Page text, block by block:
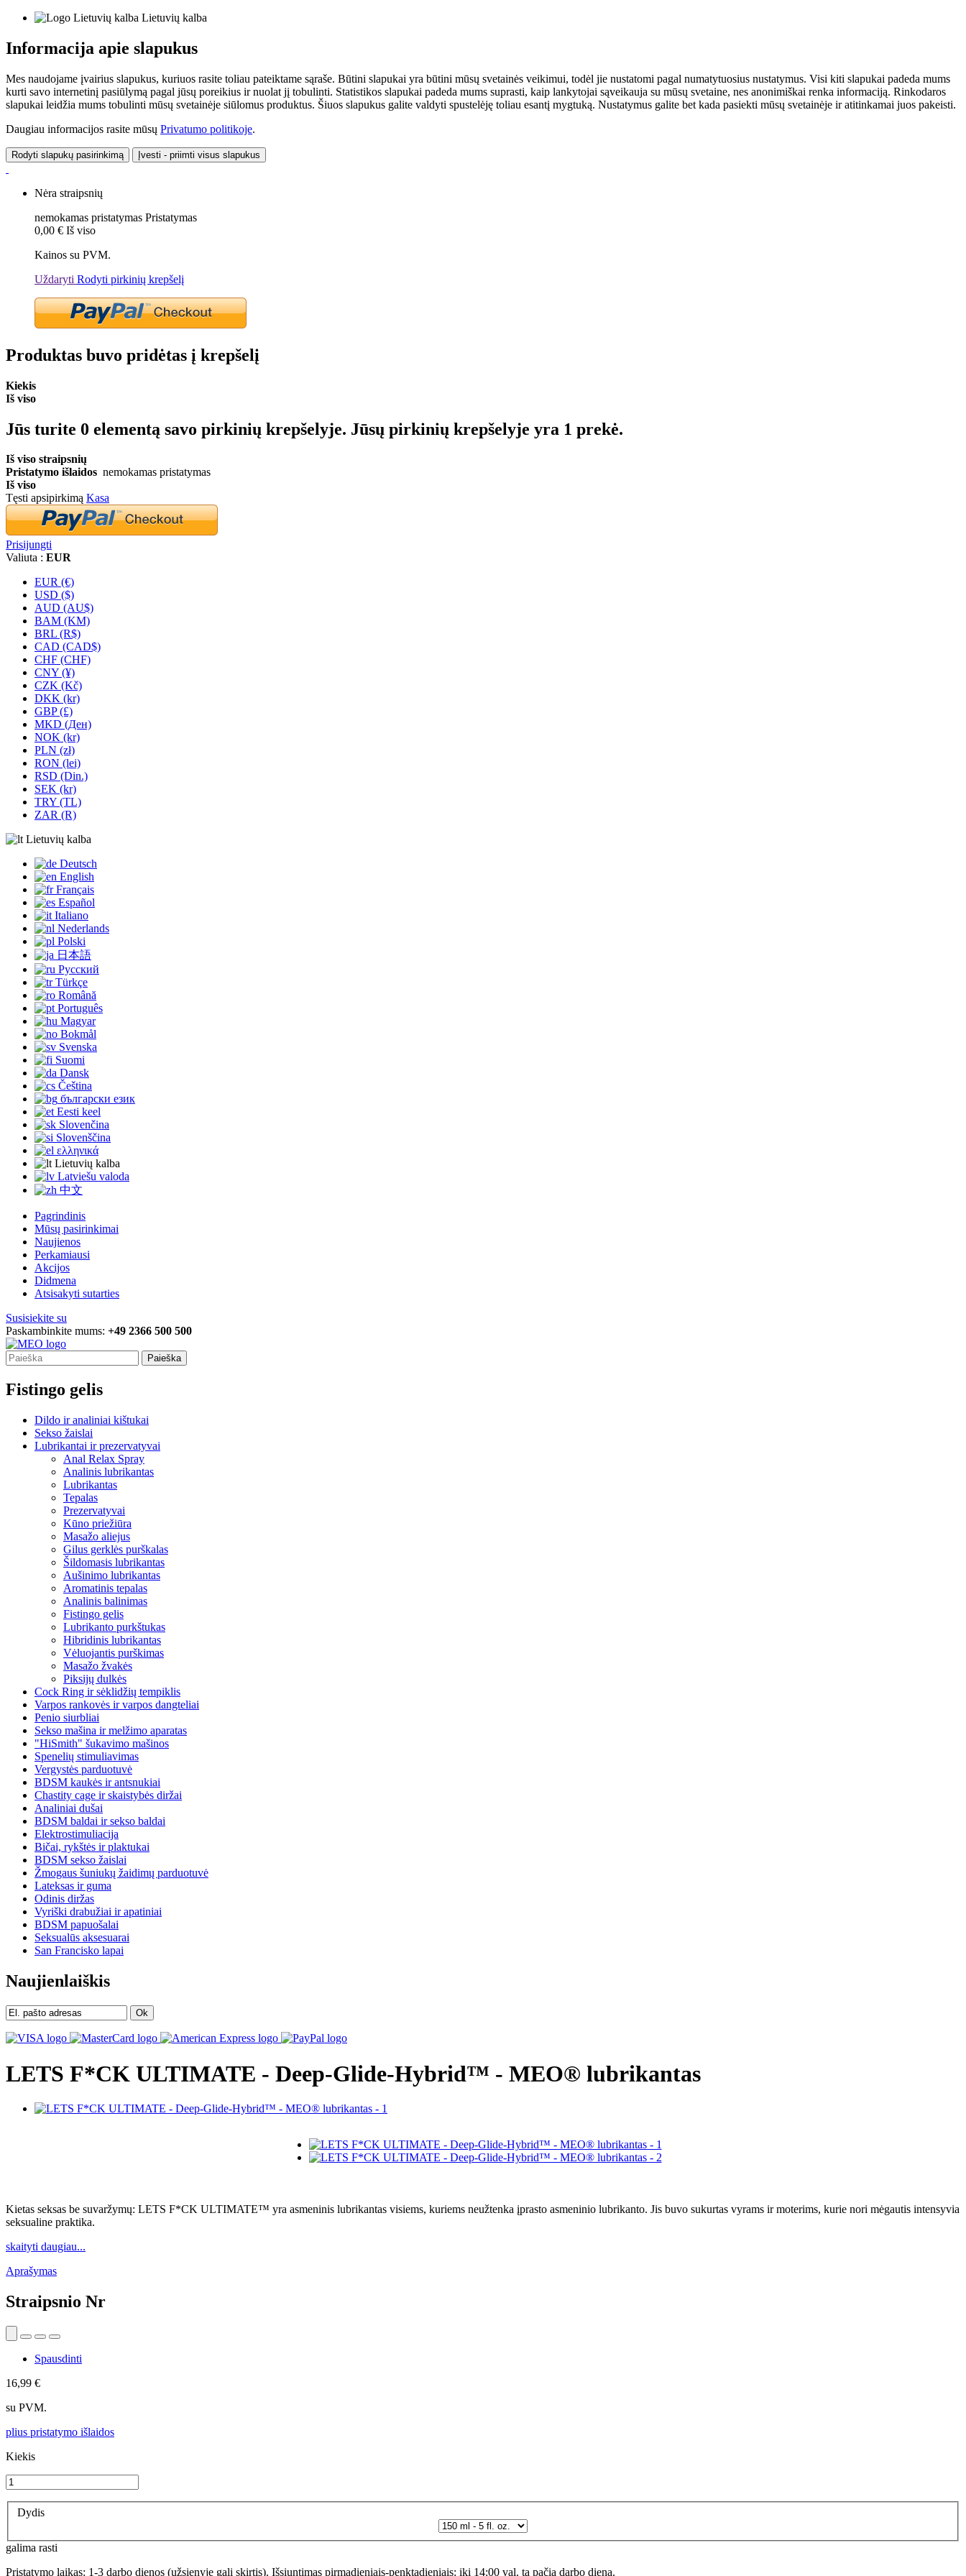
Lietuvių kalba
Informacija apie slapukus
Mes naudojame įvairius slapukus, kuriuos rasite toliau pateiktame sąraše. Būtini slapukai yra būtini mūsų svetainės veikimui, todėl jie nustatomi pagal numatytuosius nustatymus. Visi kiti slapukai padeda mums
kurti savo internetinį pasiūlymą pagal jūsų poreikius ir nuolat jį tobulinti. Statistikos slapukai padeda mums suprasti, kaip lankytojai sąveikauja su mūsų svetaine, nes anonimiškai renka informaciją. Rinkodaros
slapukai leidžia mums tobulinti mūsų svetainėje siūlomus produktus. Šiuos slapukus galite valdyti spustelėję toliau esantį mygtuką. Nustatymus galite bet kada pasiekti mūsų svetainėje ir atitinkamai juos pakeisti.
Daugiau informacijos rasite mūsų Privatumo politikoje.
Rodyti slapukų pasirinkimą Įvesti - priimti visus slapukus
Nėra straipsnių
nemokamas pristatymas Pristatymas
0,00 € Iš viso
Kainos su PVM.
Uždaryti Rodyti pirkinių krepšelį
Produktas buvo pridėtas į krepšelį
Kiekis
Iš viso
Jūs turite 0 elementą savo pirkinių krepšelyje. Jūsų pirkinių krepšelyje yra 1 prekė.
Iš viso straipsnių
Pristatymo išlaidos nemokamas pristatymas
Iš viso
Tęsti apsipirkimą Kasa
Prisijungti
Valiuta : EUR
EUR (€)
USD ($)
AUD (AU$)
BAM (KM)
BRL (R$)
CAD (CAD$)
CHF (CHF)
CNY (¥)
CZK (Kč)
DKK (kr)
GBP (£)
MKD (Ден)
NOK (kr)
PLN (zł)
RON (lei)
RSD (Din.)
SEK (kr)
TRY (TL)
ZAR (R)
Lietuvių kalba
Deutsch
English
Français
Español
Italiano
Nederlands
Polski
日本語
Русский
Türkçe
Română
Português
Magyar
Bokmål
Svenska
Suomi
Dansk
Čeština
български език
Eesti keel
Slovenčina
Slovenščina
ελληνικά
Lietuvių kalba
Latviešu valoda
中文
Pagrindinis
Mūsų pasirinkimai
Naujienos
Perkamiausi
Akcijos
Didmena
Atsisakyti sutarties
Susisiekite su
Paskambinkite mums: +49 2366 500 500
Paieška
Fistingo gelis
Dildo ir analiniai kištukai
Sekso žaislai
Lubrikantai ir prezervatyvai
Anal Relax Spray
Analinis lubrikantas
Lubrikantas
Tepalas
Prezervatyvai
Kūno priežiūra
Masažo aliejus
Gilus gerklės purškalas
Šildomasis lubrikantas
Aušinimo lubrikantas
Aromatinis tepalas
Analinis balinimas
Fistingo gelis
Lubrikanto purkštukas
Hibridinis lubrikantas
Vėluojantis purškimas
Masažo žvakės
Piksijų dulkės
Cock Ring ir sėklidžių tempiklis
Varpos rankovės ir varpos dangteliai
Penio siurbliai
Sekso mašina ir melžimo aparatas
"HiSmith" šukavimo mašinos
Spenelių stimuliavimas
Vergystės parduotuvė
BDSM kaukės ir antsnukiai
Chastity cage ir skaistybės diržai
Analiniai dušai
BDSM baldai ir sekso baldai
Elektrostimuliacija
Bičai, rykštės ir plaktukai
BDSM sekso žaislai
Žmogaus šuniukų žaidimų parduotuvė
Lateksas ir guma
Odinis diržas
Vyriški drabužiai ir apatiniai
BDSM papuošalai
Seksualūs aksesuarai
San Francisko lapai
Naujienlaiškis
Ok
LETS F*CK ULTIMATE - Deep-Glide-Hybrid™ - MEO® lubrikantas
Kietas seksas be suvaržymų: LETS F*CK ULTIMATE™ yra asmeninis lubrikantas visiems, kuriems neužtenka įprasto asmeninio lubrikanto. Jis buvo sukurtas vyrams ir moterims, kurie nori mėgautis intensyvia
seksualine praktika.
skaityti daugiau...
Aprašymas
Straipsnio Nr
Spausdinti
16,99 €
su PVM.
plius pristatymo išlaidos
Kiekis
Dydis
galima rasti
Pristatymo laikas: 1-3 darbo dienos (užsienyje gali skirtis). Išsiuntimas pirmadieniais-penktadieniais: iki 14:00 val. tą pačią darbo dieną.